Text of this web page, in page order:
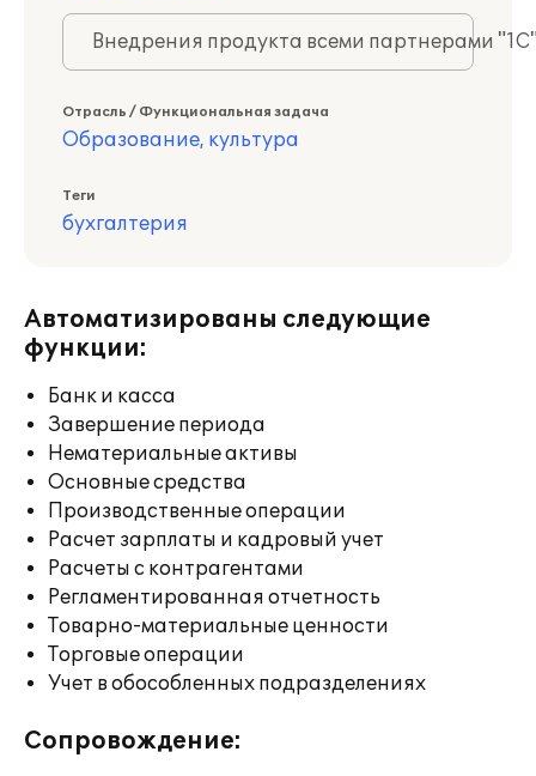
Внедрения продукта всеми партнерами
Отрасль / Функциональная задача
Образование, культура
Теги
бухгалтерия
Автоматизированы следующие
функции:
Банк и касса
Завершение периода
Нематериальные активы
Основные средства
Производственные операции
Расчет зарплаты и кадровый учет
Расчеты с контрагентами
Регламентированная отчетность
Товарно-материальные ценности
Торговые операции
Учет в обособленных подразделениях
Сопровождение: